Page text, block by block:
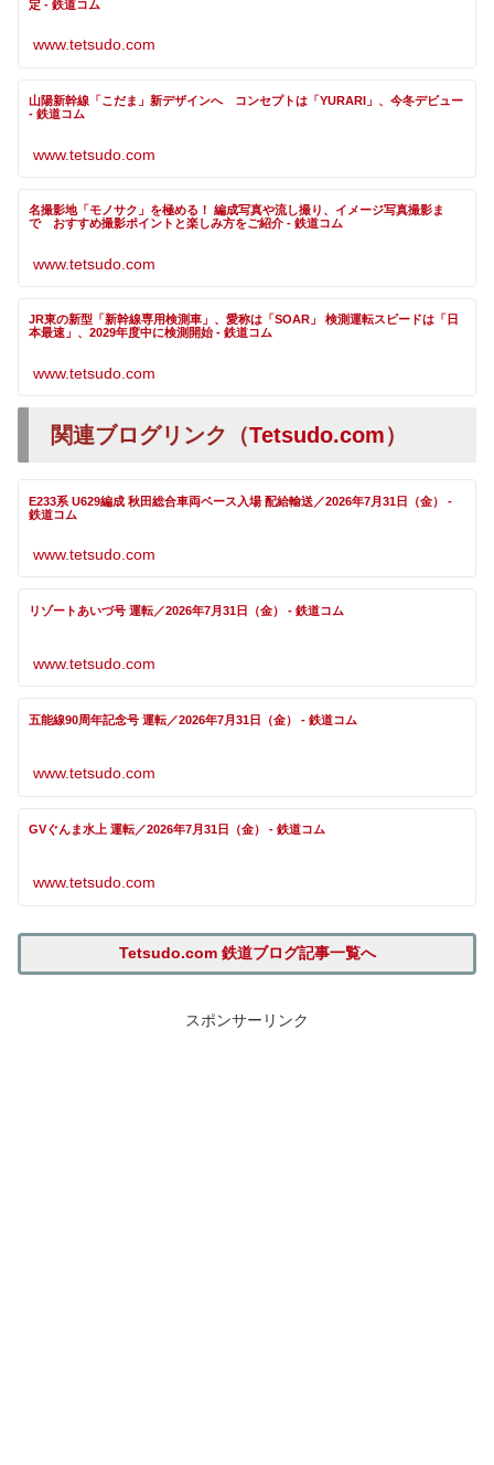
定 - 鉄道コム
www.tetsudo.com
山陽新幹線「こだま」新デザインへ コンセプトは「YURARI」、今冬デビュー
- 鉄道コム
www.tetsudo.com
名撮影地「モノサク」を極める！ 編成写真や流し撮り、イメージ写真撮影ま
で おすすめ撮影ポイントと楽しみ方をご紹介 - 鉄道コム
www.tetsudo.com
JR東の新型「新幹線専用検測車」、愛称は「SOAR」 検測運転スピードは「日
本最速」、2029年度中に検測開始 - 鉄道コム
www.tetsudo.com
関連ブログリンク（Tetsudo.com）
E233系 U629編成 秋田総合車両ベース入場 配給輸送／2026年7月31日（金） -
鉄道コム
www.tetsudo.com
リゾートあいづ号 運転／2026年7月31日（金） - 鉄道コム
www.tetsudo.com
五能線90周年記念号 運転／2026年7月31日（金） - 鉄道コム
www.tetsudo.com
GVぐんま水上 運転／2026年7月31日（金） - 鉄道コム
www.tetsudo.com
Tetsudo.com 鉄道ブログ記事一覧へ
スポンサーリンク